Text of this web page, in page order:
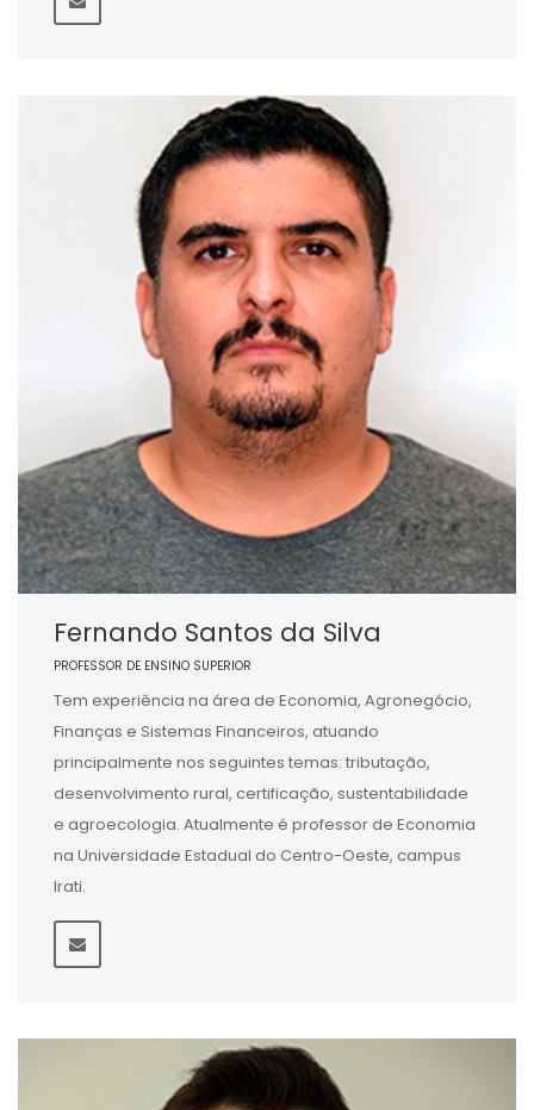
Fernando Santos da Silva
PROFESSOR DE ENSINO SUPERIOR
Tem experiência na área de Economia, Agronegócio,
Finanças e Sistemas Financeiros, atuando
principalmente nos seguintes temas: tributação,
desenvolvimento rural, certificação, sustentabilidade
e agroecologia. Atualmente é professor de Economia
na Universidade Estadual do Centro-Oeste, campus
Irati.